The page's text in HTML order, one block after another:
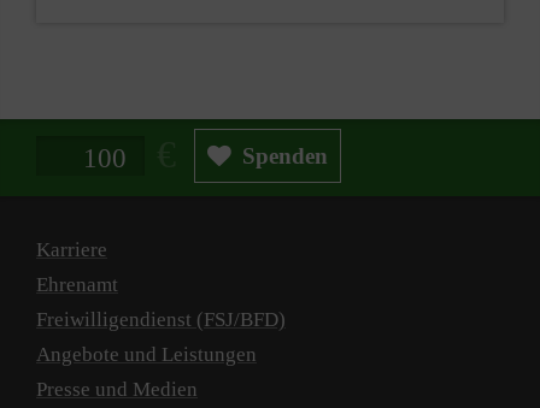
Spendenbetrag in Euro Spenden
Karriere
Ehrenamt
Freiwilligendienst (FSJ/BFD)
Angebote und Leistungen
Presse und Medien